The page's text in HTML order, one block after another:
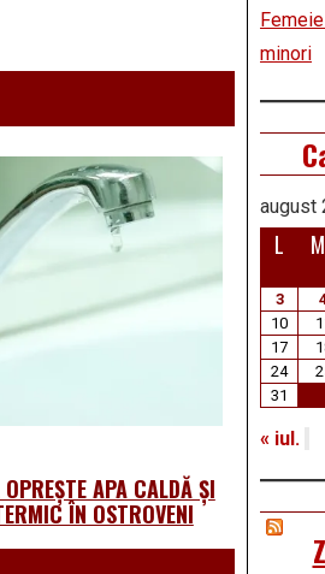
APA CALDĂ ȘI
ÎN OSTROVENI
minori
august
L
3
10
17
24
31
« iul.